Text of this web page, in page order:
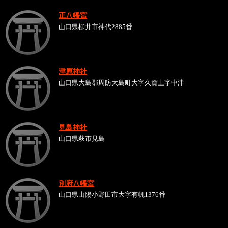
正八幡宮
山口県柳井市神代2885番
津原神社
山口県大島郡周防大島町大字久賀上字中津
見島神社
山口県萩市見島
別府八幡宮
山口県山陽小野田市大字有帆1376番